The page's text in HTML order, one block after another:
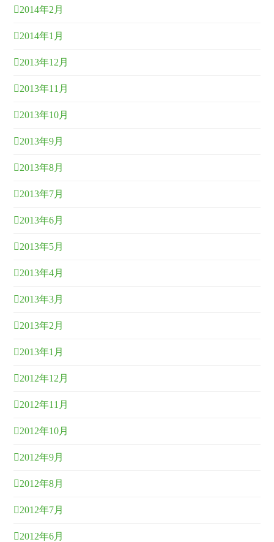
2014年2月
2014年1月
2013年12月
2013年11月
2013年10月
2013年9月
2013年8月
2013年7月
2013年6月
2013年5月
2013年4月
2013年3月
2013年2月
2013年1月
2012年12月
2012年11月
2012年10月
2012年9月
2012年8月
2012年7月
2012年6月